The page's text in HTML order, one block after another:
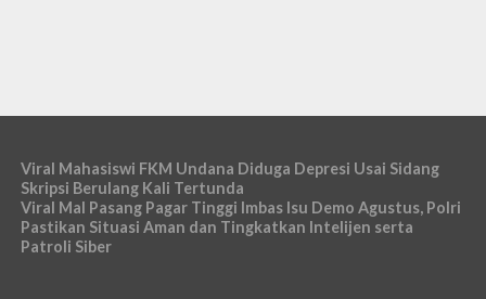
Viral Mahasiswi FKM Undana Diduga Depresi Usai Sidang
Skripsi Berulang Kali Tertunda
Viral Mal Pasang Pagar Tinggi Imbas Isu Demo Agustus, Polri
Pastikan Situasi Aman dan Tingkatkan Intelijen serta
Patroli Siber